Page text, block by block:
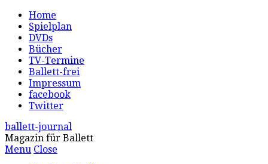
Home
Spielplan
DVDs
Bücher
TV-Termine
Ballett-frei
Impressum
facebook
Twitter
ballett-journal
Magazin für Ballett
Menu Close